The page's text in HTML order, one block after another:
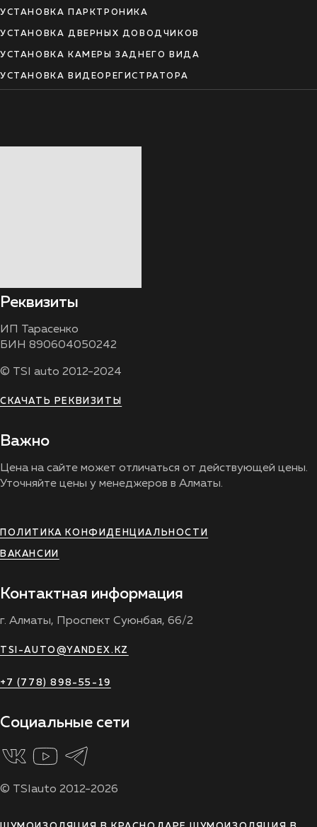
УСТАНОВКА ПАРКТРОНИКА
УСТАНОВКА ДВЕРНЫХ ДОВОДЧИКОВ
УСТАНОВКА КАМЕРЫ ЗАДНЕГО ВИДА
УСТАНОВКА ВИДЕОРЕГИСТРАТОРА
Реквизиты
ИП Тарасенко
БИН 890604050242
© TSI auto 2012-2024
СКАЧАТЬ РЕКВИЗИТЫ
Важно
Цена на сайте может отличаться от действующей цены.
Уточняйте цены у менеджеров в Алматы.
ПОЛИТИКА КОНФИДЕНЦИАЛЬНОСТИ
ВАКАНСИИ
Контактная информация
г. Алматы, Проспект Суюнбая, 66/2
TSI-AUTO@YANDEX.KZ
+7 (778) 898-55-19
Социальные сети
© TSIauto 2012-2026